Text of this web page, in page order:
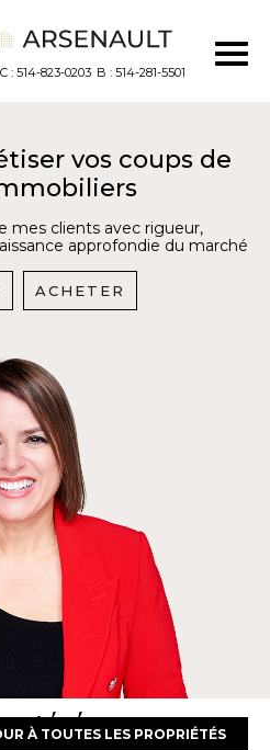
C : 514-823-0203 B : 514-281-5501
vos coups de
mes clients avec rigueur,
approfondie du marché
ACHETER
À TOUTES LES PROPRIÉTÉS